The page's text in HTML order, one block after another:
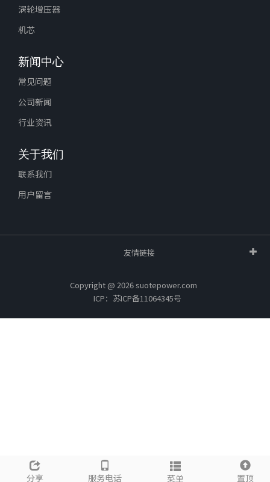
分享 服务电话 菜单 置顶
涡轮增压器
机芯
新闻中心
常见问题
公司新闻
行业资讯
关于我们
联系我们
用户留言
友情链接
Copyright @ 2026 suotepower.com
ICP：苏ICP备11064345号